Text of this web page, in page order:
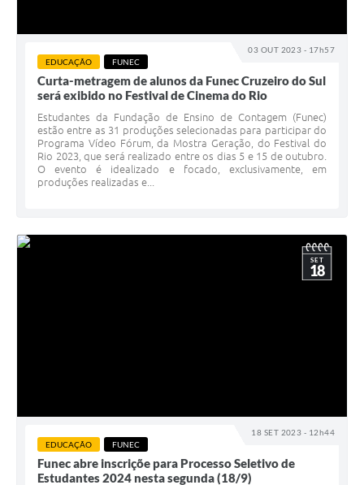
03 OUT 2023 - 17h57
EDUCAÇÃO FUNEC
Curta-metragem de alunos da Funec Cruzeiro do Sul
será exibido no Festival de Cinema do Rio
Estudantes da Fundação de Ensino de Contagem (Funec)
estão entre as 31 produções selecionadas para participar do
Programa Vídeo Fórum, da Mostra Geração, do Festival do
Rio 2023, que será realizado entre os dias 5 e 15 de outubro.
O evento é idealizado e focado, exclusivamente, em
produções realizadas e...
18 SET 2023 - 12h44
SET
18
EDUCAÇÃO FUNEC
Funec abre inscriçõe para Processo Seletivo de
Estudantes 2024 nesta segunda (18/9)